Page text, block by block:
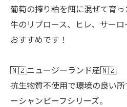
葡萄の搾り粕を餌に混ぜて育
牛のリブロース、ヒレ、サー
おすすめです！
🇳🇿ニュージーランド産🇳🇿
抗生物質不使用で環境の良い
ーシャンビーフシリーズ。